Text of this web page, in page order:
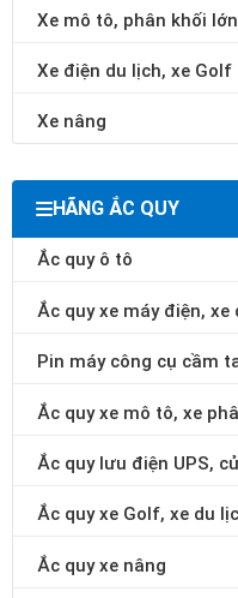
Xe mô tô, phân khối lớn
Xe điện du lịch, xe Golf
Xe nâng
HÃNG ẮC QUY
Ắc quy ô tô
Ắc quy xe máy điện, xe
Pin máy công cụ cầm
Ắc quy xe mô tô, xe
Ắc quy lưu điện UPS,
Ắc quy xe Golf, xe du
Ắc quy xe nâng